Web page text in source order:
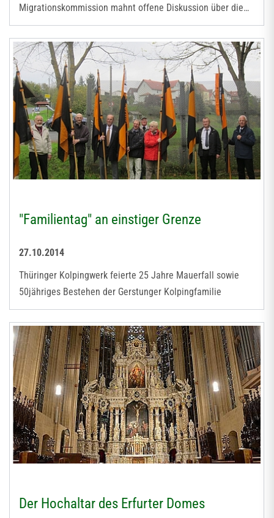
Migrationskommission mahnt offene Diskussion über die…
"Familientag" an einstiger Grenze
27.10.2014
Thüringer Kolpingwerk feierte 25 Jahre Mauerfall sowie
50jähriges Bestehen der Gerstunger Kolpingfamilie
Der Hochaltar des Erfurter Domes